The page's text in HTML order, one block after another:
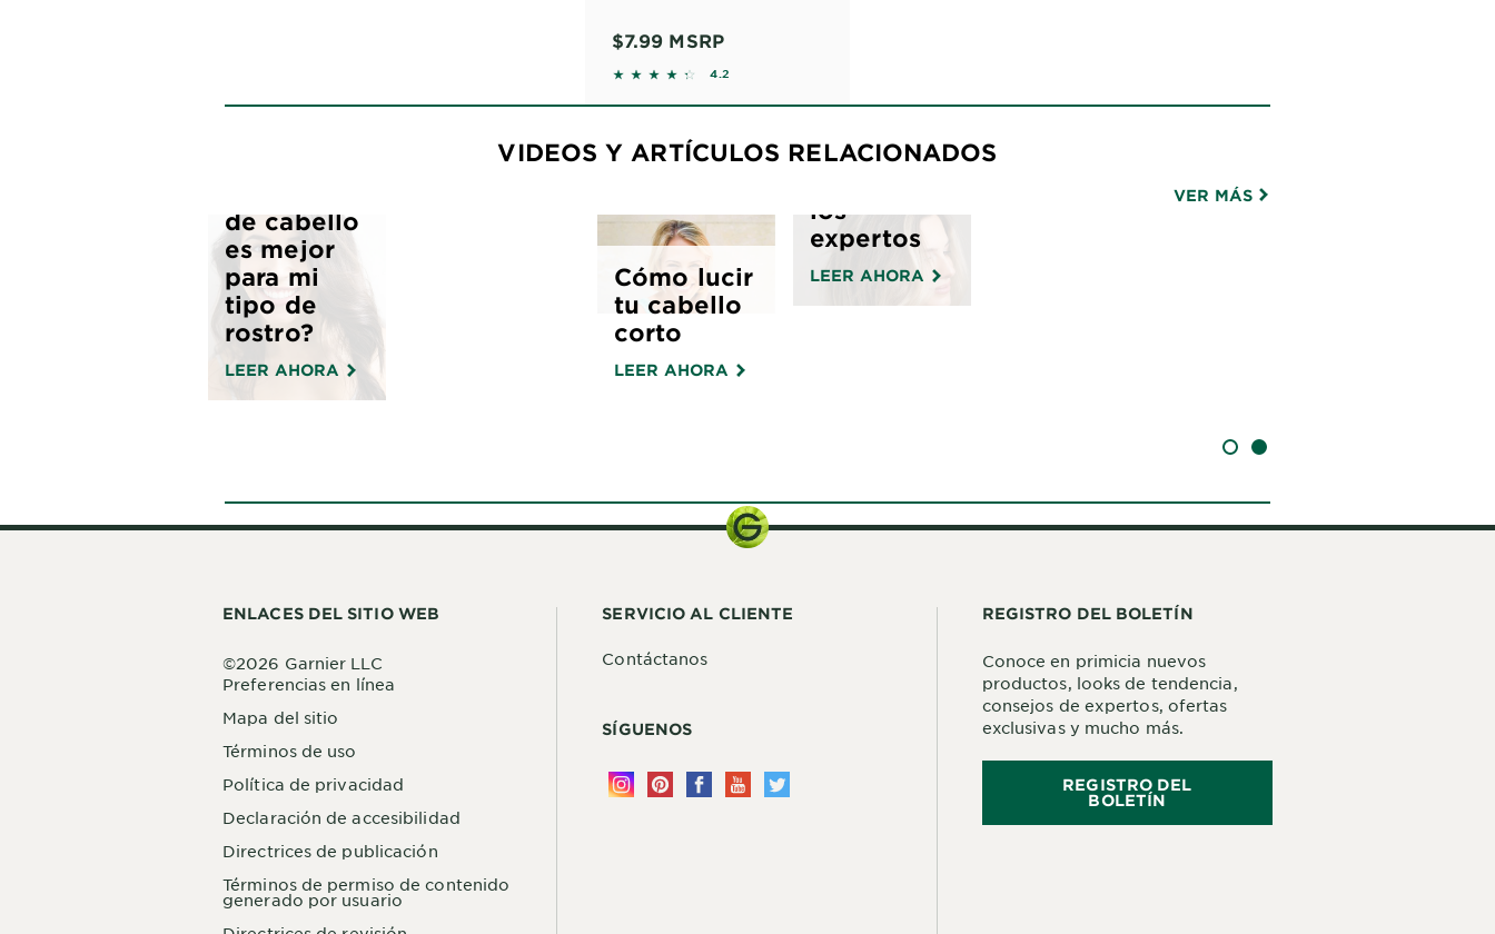
$7.99 MSRP
4.2361 out of 5 stars based on reviews
4.2
VIDEOS Y ARTÍCULOS RELACIONADOS
VER MÁS
de cabello
es mejor
para mi
tipo de
rostro?
LEER AHORA
Cómo lucir
tu cabello
corto
LEER AHORA
Añade
cabello
los
expertos
LEER AHORA
SLIDE 1SLIDE 2
ENLACES DEL SITIO WEB
Preferencias en línea
Mapa del sitio
Términos de uso
Política de privacidad
Declaración de accesibilidad
Directrices de publicación
Términos de permiso de contenido
generado por usuario
©2026 Garnier LLC
SERVICIO AL CLIENTE
Contáctanos
SÍGUENOS
REGISTRO DEL BOLETÍN
Conoce en primicia nuevos
productos, looks de tendencia,
consejos de expertos, ofertas
exclusivas y mucho más.
REGISTRO DEL
BOLETÍN